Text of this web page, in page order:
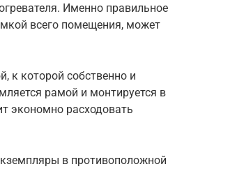
Именно правильное
всего помещения, может
к которой собственно и
рамой и монтируется в
экономно расходовать
в противоположной